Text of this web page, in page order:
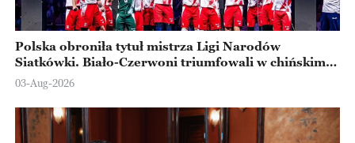
Polska obroniła tytuł mistrza Ligi Narodów
Siatkówki. Biało-Czerwoni triumfowali w chińskim
Ningbo
03-Aug-2026